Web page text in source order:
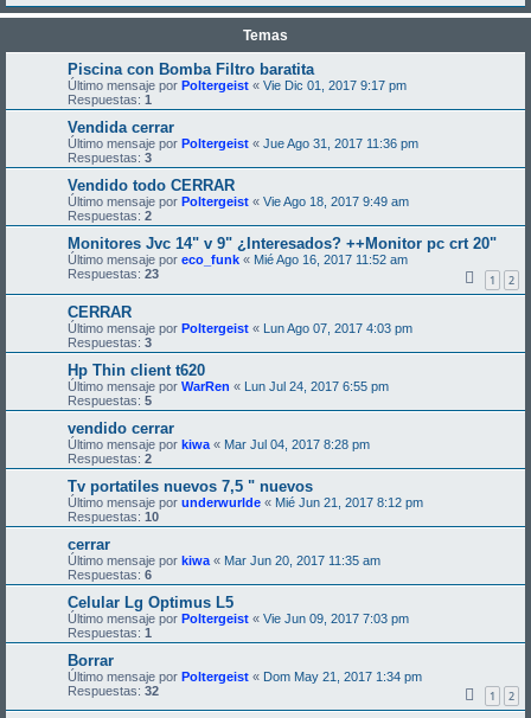
Temas
Piscina con Bomba Filtro baratita
Último mensaje por Poltergeist « Vie Dic 01, 2017 9:17 pm
Respuestas: 1
Vendida cerrar
Último mensaje por Poltergeist « Jue Ago 31, 2017 11:36 pm
Respuestas: 3
Vendido todo CERRAR
Último mensaje por Poltergeist « Vie Ago 18, 2017 9:49 am
Respuestas: 2
Monitores Jvc 14" v 9" ¿Interesados? ++Monitor pc crt 20"
Último mensaje por eco_funk « Mié Ago 16, 2017 11:52 am
Respuestas: 23 1 2
CERRAR
Último mensaje por Poltergeist « Lun Ago 07, 2017 4:03 pm
Respuestas: 3
Hp Thin client t620
Último mensaje por WarRen « Lun Jul 24, 2017 6:55 pm
Respuestas: 5
vendido cerrar
Último mensaje por kiwa « Mar Jul 04, 2017 8:28 pm
Respuestas: 2
Tv portatiles nuevos 7,5 " nuevos
Último mensaje por underwurlde « Mié Jun 21, 2017 8:12 pm
Respuestas: 10
cerrar
Último mensaje por kiwa « Mar Jun 20, 2017 11:35 am
Respuestas: 6
Celular Lg Optimus L5
Último mensaje por Poltergeist « Vie Jun 09, 2017 7:03 pm
Respuestas: 1
Borrar
Último mensaje por Poltergeist « Dom May 21, 2017 1:34 pm
Respuestas: 32 1 2